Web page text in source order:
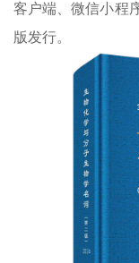
客户端、微信小程
版发行。